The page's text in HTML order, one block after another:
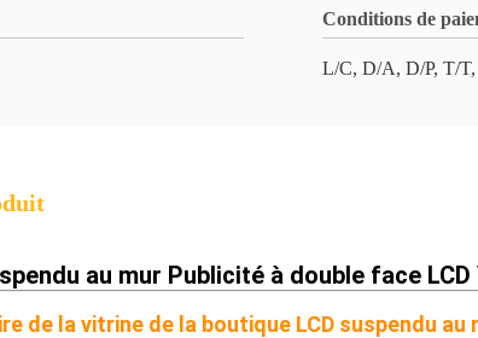
Conditions de
L/C, D/A, D/P, T/T,
au mur Publicité à double face
de la vitrine de la boutique LCD suspendu au